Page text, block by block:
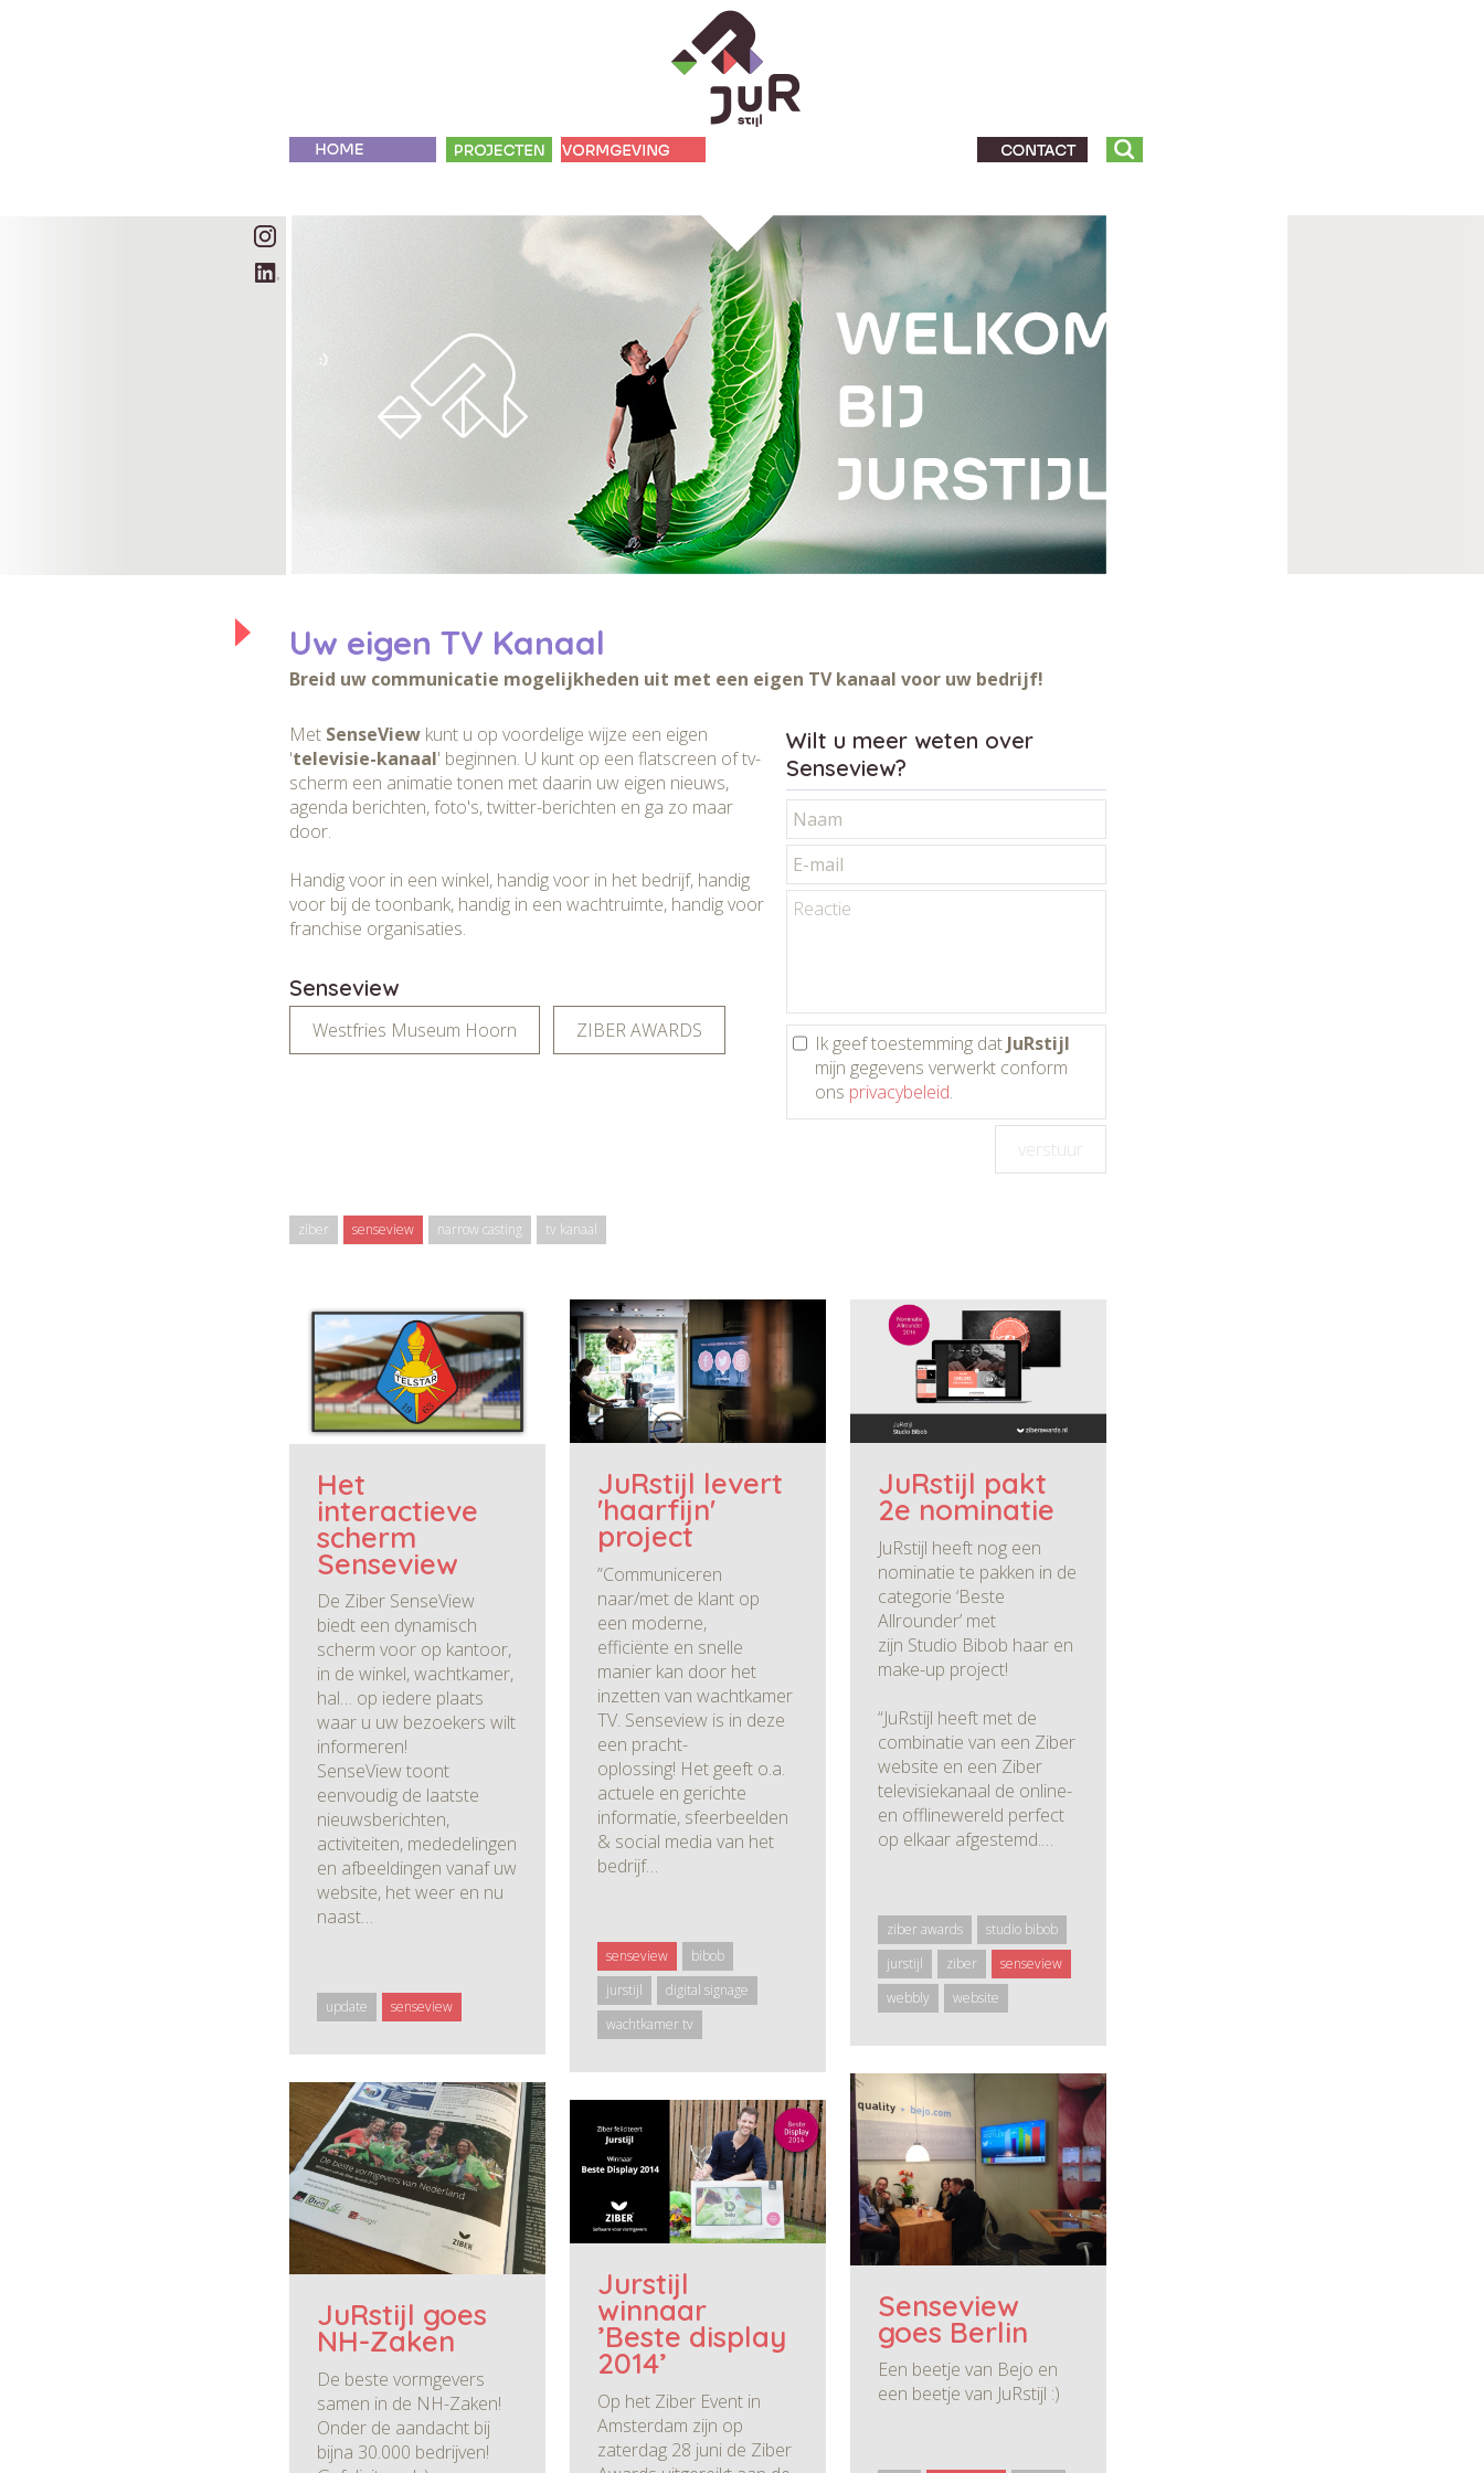
Uw eigen TV Kanaal
Breid uw communicatie mogelijkheden uit met een eigen TV kanaal voor uw bedrijf!
Met SenseView kunt u op voordelige wijze een eigen
'televisie-kanaal' beginnen. U kunt op een flatscreen of tv-
scherm een animatie tonen met daarin uw eigen nieuws,
agenda berichten, foto's, twitter-berichten en ga zo maar
door.
Handig voor in een winkel, handig voor in het bedrijf, handig
voor bij de toonbank, handig in een wachtruimte, handig voor
franchise organisaties.
Senseview
Westfries Museum Hoorn ZIBER AWARDS
Wilt u meer weten over
Senseview?
Ik geef toestemming dat JuRstijl
mijn gegevens verwerkt conform
ons privacybeleid.
ziber senseview narrow casting tv kanaal
Het
interactieve
scherm
Senseview
De Ziber SenseView
biedt een dynamisch
scherm voor op kantoor,
in de winkel, wachtkamer,
hal… op iedere plaats
waar u uw bezoekers wilt
informeren!
SenseView toont
eenvoudig de laatste
nieuwsberichten,
activiteiten, mededelingen
en afbeeldingen vanaf uw
website, het weer en nu
naast…
update senseview
JuRstijl levert
'haarfijn'
project
”Communiceren
naar/met de klant op
een moderne,
efficiënte en snelle
manier kan door het
inzetten van wachtkamer
TV. Senseview is in deze
een pracht-
oplossing! Het geeft o.a.
actuele en gerichte
informatie, sfeerbeelden
& social media van het
bedrijf…
senseview
bibob
jurstijl
digital signage
wachtkamer tv
JuRstijl pakt
2e nominatie
JuRstijl heeft nog een
nominatie te pakken in de
categorie ‘Beste
Allrounder’ met
zijn Studio Bibob haar en
make-up project!
“JuRstijl heeft met de
combinatie van een Ziber
website en een Ziber
televisiekanaal de online-
en offlinewereld perfect
op elkaar afgestemd.…
ziber awards
studio bibob
jurstijl
ziber
senseview
webbly
website
Senseview
goes Berlin
Een beetje van Bejo en
een beetje van JuRstijl :)
JuRstijl goes
NH-Zaken
De beste vormgevers
samen in de NH-Zaken!
Onder de aandacht bij
bijna 30.000 bedrijven!
Jurstijl
winnaar
’Beste display
2014’
Op het Ziber Event in
Amsterdam zijn op
zaterdag 28 juni de Ziber